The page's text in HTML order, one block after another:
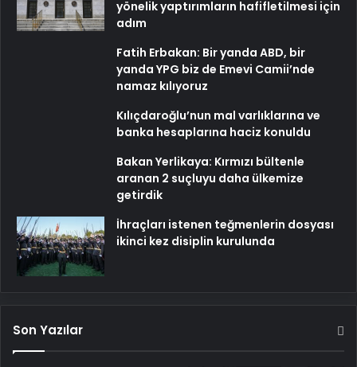
yönelik yaptırımların hafifletilmesi için
adım
Fatih Erbakan: Bir yanda ABD, bir
yanda YPG biz de Emevi Camii’nde
namaz kılıyoruz
Kılıçdaroğlu’nun mal varlıklarına ve
banka hesaplarına haciz konuldu
Bakan Yerlikaya: Kırmızı bültenle
aranan 2 suçluyu daha ülkemize
getirdik
İhraçları istenen teğmenlerin dosyası
ikinci kez disiplin kurulunda
Son Yazılar